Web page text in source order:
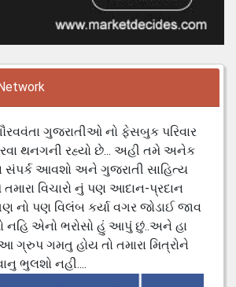
ગુજરાતીઓ નો ફેસબુક પરિવાર
થનગની રહ્યો છે... અહી તમે અનેક
સંપર્ક આવશો અને ગુજરાતી સાહિત્ય
વિચારો નું પણ આદાન-પ્રદાન
નો પણ વિલંબ કર્યા વગર જોડાઈ જાવ
નહિ એનો ભરોસો હું આપું છું..અને હા
ગ્રુપ ગમતુ હોય તો તમારા મિત્રોને
ભુલશો નહી....